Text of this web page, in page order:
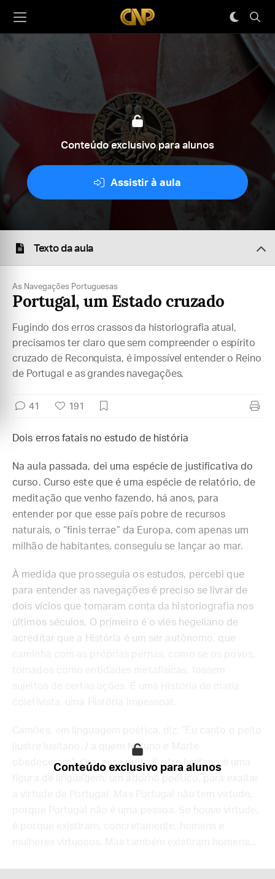
Conteúdo exclusivo para alunos
Assistir à aula
Texto da aula
As Navegações Portuguesas
Portugal, um Estado cruzado
Fugindo dos erros crassos da historiografia atual,
precisamos ter claro que sem compreender o espírito
cruzado de Reconquista, é impossível entender o Reino
de Portugal e as grandes navegações.
41 191
Dois erros fatais no estudo de história
Na aula passada, dei uma espécie de justificativa do
curso. Curso este que é uma espécie de relatório, de
meditação que venho fazendo, há anos, para
entender por que esse país pobre de recursos
naturais, o “finis terrae” da Europa, com apenas um
milhão de habitantes, conseguiu se lançar ao mar.
À medida que prosseguia os estudos, percebi que
para entender as navegações é preciso se livrar de
dois vícios que tomaram conta da historiografia nos
últimos séculos. O primeiro é o viés hegeliano de
acreditar que a História é um ser autônomo, que
ilustre lusitano, / a quem Netuno e Marte
obedeceram”. Ora, esse peito ilustre lusitano é uma
Conteúdo exclusivo para alunos